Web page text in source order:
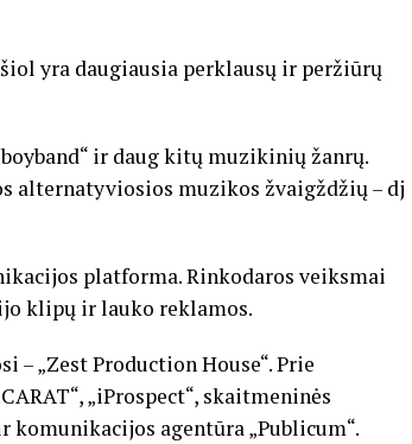
yra daugiausia perklausų ir peržiūrų
ir daug kitų muzikinių žanrų.
alternatyviosios muzikos žvaigždžių – dj
platforma. Rinkodaros veiksmai
klipų ir lauko reklamos.
– „Zest Production House“. Prie
„iProspect“, skaitmeninės
komunikacijos agentūra „Publicum“.